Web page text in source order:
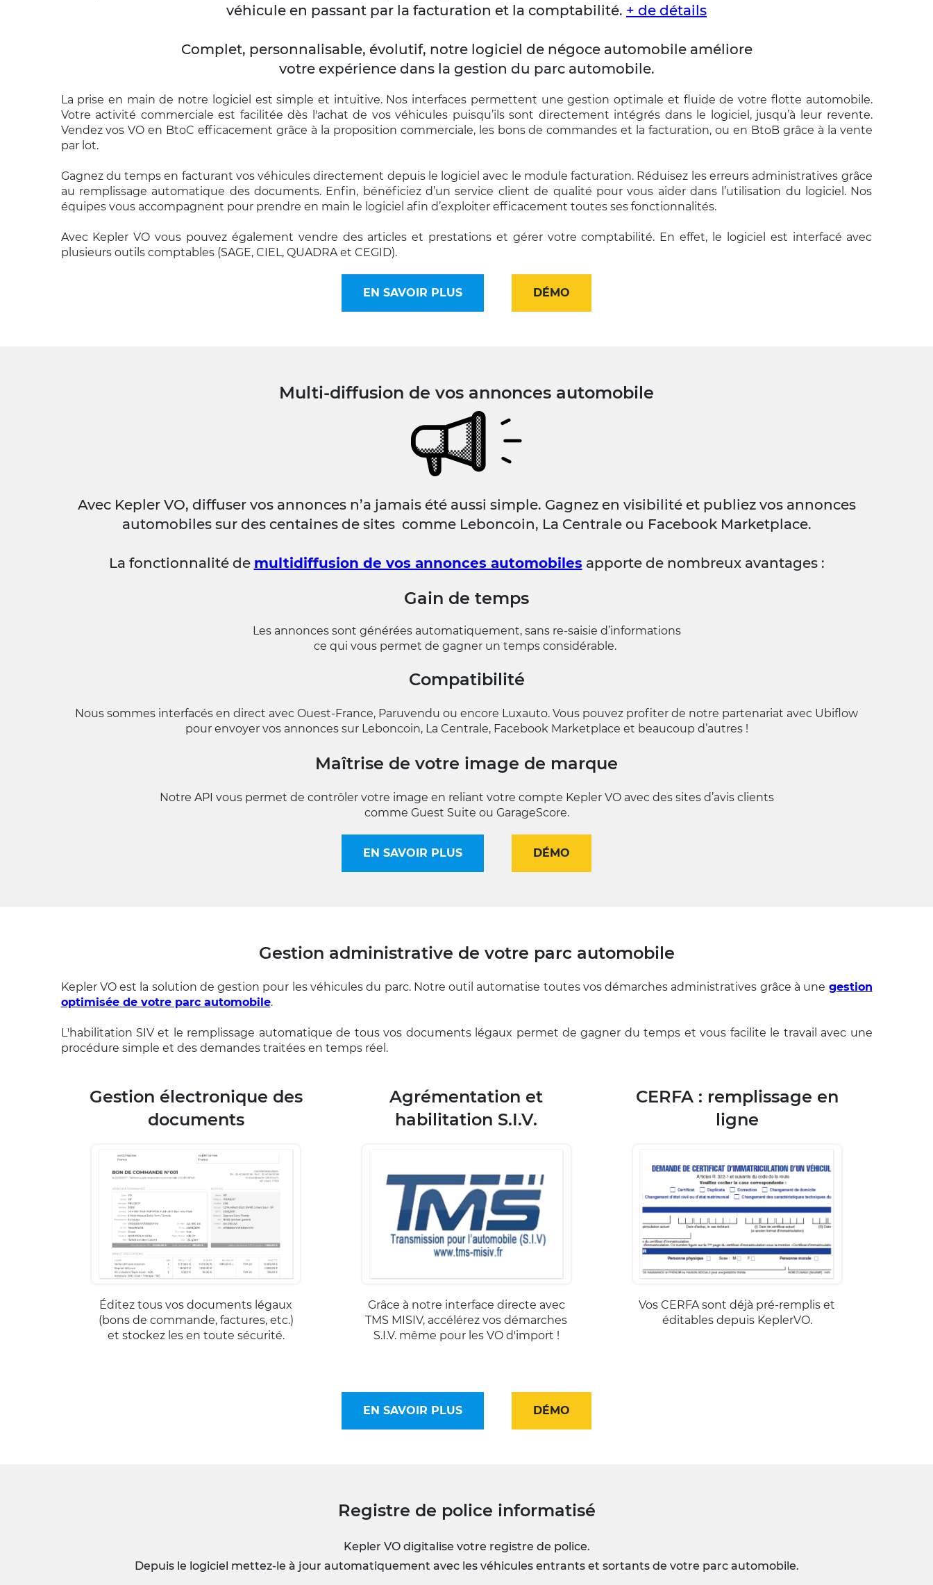
véhicule en passant par la facturation et la comptabilité. + de détails
Complet, personnalisable, évolutif, notre logiciel de négoce automobile améliore
votre expérience dans la gestion du parc automobile.
La prise en main de notre logiciel est simple et intuitive. Nos interfaces permettent une gestion optimale et fluide de votre flotte automobile.
Votre activité commerciale est facilitée dès l'achat de vos véhicules puisqu’ils sont directement intégrés dans le logiciel, jusqu’à leur revente.
Vendez vos VO en BtoC efficacement grâce à la proposition commerciale, les bons de commandes et la facturation, ou en BtoB grâce à la vente
par lot.
Gagnez du temps en facturant vos véhicules directement depuis le logiciel avec le module facturation. Réduisez les erreurs administratives grâce
au remplissage automatique des documents. Enfin, bénéficiez d’un service client de qualité pour vous aider dans l’utilisation du logiciel. Nos
équipes vous accompagnent pour prendre en main le logiciel afin d’exploiter efficacement toutes ses fonctionnalités.
Avec Kepler VO vous pouvez également vendre des articles et prestations et gérer votre comptabilité. En effet, le logiciel est interfacé avec
plusieurs outils comptables (SAGE, CIEL, QUADRA et CEGID).
EN SAVOIR PLUS DÉMO
Multi-diffusion de vos annonces automobile
Avec Kepler VO, diffuser vos annonces n’a jamais été aussi simple. Gagnez en visibilité et publiez vos annonces
automobiles sur des centaines de sites comme Leboncoin, La Centrale ou Facebook Marketplace.
La fonctionnalité de multidiffusion de vos annonces automobiles apporte de nombreux avantages :
Gain de temps
Les annonces sont générées automatiquement, sans re-saisie d’informations
ce qui vous permet de gagner un temps considérable.
Compatibilité
Nous sommes interfacés en direct avec Ouest-France, Paruvendu ou encore Luxauto. Vous pouvez profiter de notre partenariat avec Ubiflow
pour envoyer vos annonces sur Leboncoin, La Centrale, Facebook Marketplace et beaucoup d’autres !
Maîtrise de votre image de marque
Notre API vous permet de contrôler votre image en reliant votre compte Kepler VO avec des sites d’avis clients
comme Guest Suite ou GarageScore.
EN SAVOIR PLUS DÉMO
Gestion administrative de votre parc automobile
Kepler VO est la solution de gestion pour les véhicules du parc. Notre outil automatise toutes vos démarches administratives grâce à une gestion
optimisée de votre parc automobile.
L'habilitation SIV et le remplissage automatique de tous vos documents légaux permet de gagner du temps et vous facilite le travail avec une
procédure simple et des demandes traitées en temps réel.
Gestion électronique des
documents
Éditez tous vos documents légaux
(bons de commande, factures, etc.)
et stockez les en toute sécurité.
Agrémentation et
habilitation S.I.V.
Grâce à notre interface directe avec
TMS MISIV, accélérez vos démarches
S.I.V. même pour les VO d'import !
CERFA : remplissage en
ligne
Vos CERFA sont déjà pré-remplis et
éditables depuis KeplerVO.
EN SAVOIR PLUS DÉMO
Registre de police informatisé
Kepler VO digitalise votre registre de police.
Depuis le logiciel mettez-le à jour automatiquement avec les véhicules entrants et sortants de votre parc automobile.